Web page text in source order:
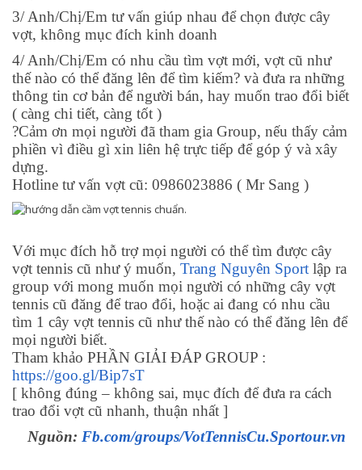
3/ Anh/Chị/Em tư vấn giúp nhau để chọn được cây
vợt, không mục đích kinh doanh
4/ Anh/Chị/Em có nhu cầu tìm vợt mới, vợt cũ như
thế nào có thể đăng lên để tìm kiếm? và đưa ra những
thông tin cơ bản để người bán, hay muốn trao đổi biết
( càng chi tiết, càng tốt )
?Cảm ơn mọi người đã tham gia Group, nếu thấy cảm
phiền vì điều gì xin liên hệ trực tiếp để góp ý và xây
dựng.
Hotline tư vấn vợt cũ: 0986023886 ( Mr Sang )
Với mục đích hỗ trợ mọi người có thể tìm được cây
vợt tennis cũ như ý muốn, Trang Nguyên Sport lập ra
group với mong muốn mọi người có những cây vợt
tennis cũ đăng để trao đổi, hoặc ai đang có nhu cầu
tìm 1 cây vợt tennis cũ như thế nào có thể đăng lên để
mọi người biết.
Tham khảo PHẦN GIẢI ĐÁP GROUP :
https://goo.gl/Bip7sT
[ không đúng – không sai, mục đích để đưa ra cách
trao đổi vợt cũ nhanh, thuận nhất ]
Nguồn: Fb.com/groups/VotTennisCu.Sportour.vn